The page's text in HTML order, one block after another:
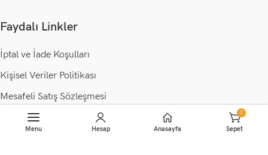
Faydalı Linkler
İptal ve İade Koşulları
Kişisel Veriler Politikası
Mesafeli Satış Sözleşmesi
Gizlilik Politikası
Menu Hesap Anasayfa
0
Sepet